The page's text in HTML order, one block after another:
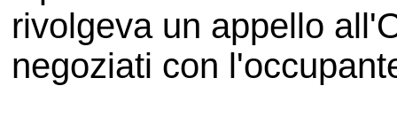
rivolgeva un appello
negoziati con